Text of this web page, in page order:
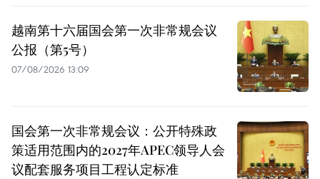
越南第十六届国会第一次非常规会议
公报（第5号）
07/08/2026 13:09
国会第一次非常规会议：公开特殊政
策适用范围内的2027年APEC领导人会
议配套服务项目工程认定标准